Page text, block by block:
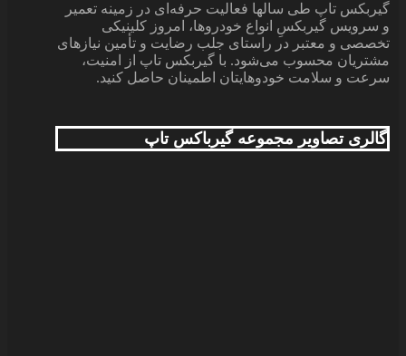
گیربکس تاپ طی سالها فعالیت حرفه‌ای در زمینه تعمیر
و سرویس گیربکس‌ِ انواع خودروها، امروز کلینیکی
تخصصی و معتبر در راستای جلب رضایت و تأمین نیازهای
مشتریان محسوب می‌‌شود. با گیربکس تاپ از امنیت،
سرعت و سلامت خودوهایتان اطمینان حاصل کنید.
گالری تصاویر مجموعه گیرباکس تاپ